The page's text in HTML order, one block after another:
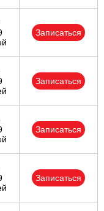
Записаться
Записаться
Записаться
Записаться